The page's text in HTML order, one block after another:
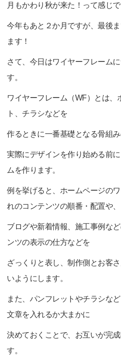
月もかわり秋が来た！って感じ
今年もあと２か月ですが、最後
ます！
さて、今日はワイヤーフレーム
す。
ワイヤーフレーム（WF）とは、
ト、チラシなどを
作るときに一番基礎となる骨組み
実際にデザインを作り始める前
ムを作ります。
例を挙げると、ホームページの
れのコンテンツの順番・配置や、
ブログや新着情報、施工事例な
ンツの表示の仕方などを
ざっくりと表し、制作側とお客
いようにします。
また、パンフレットやチラシな
文章を入れるか大まかに
決めておくことで、お互いが完
す。